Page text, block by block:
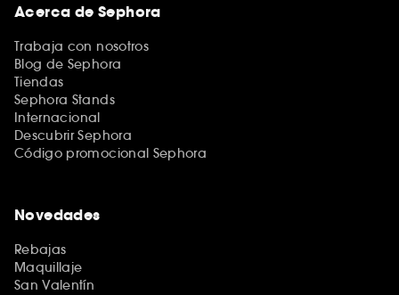
Acerca de Sephora
Trabaja con nosotros
Blog de Sephora
Tiendas
Sephora Stands
Internacional
Descubrir Sephora
Código promocional Sephora
Novedades
Rebajas
Maquillaje
San Valentín